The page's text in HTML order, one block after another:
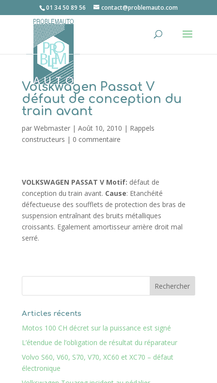
01 34 50 89 56 contact@problemauto.com
Volskwagen Passat V
défaut de conception du
train avant
par Webmaster| Août 10, 2010 | Rappels
constructeurs | 0 commentaire
VOLKSWAGEN PASSAT V Motif: défaut de
conception du train avant. Cause: Etanchéité
défectueuse des soufflets de protection des bras de
suspension entraînant des bruits métalliques
croissants. Egalement amortisseur arrière droit mal
serré.
Articles récents
Motos 100 CH décret sur la puissance est signé
L’étendue de l’obligation de résultat du réparateur
Volvo S60, V60, S70, V70, XC60 et XC70 – défaut
électronique